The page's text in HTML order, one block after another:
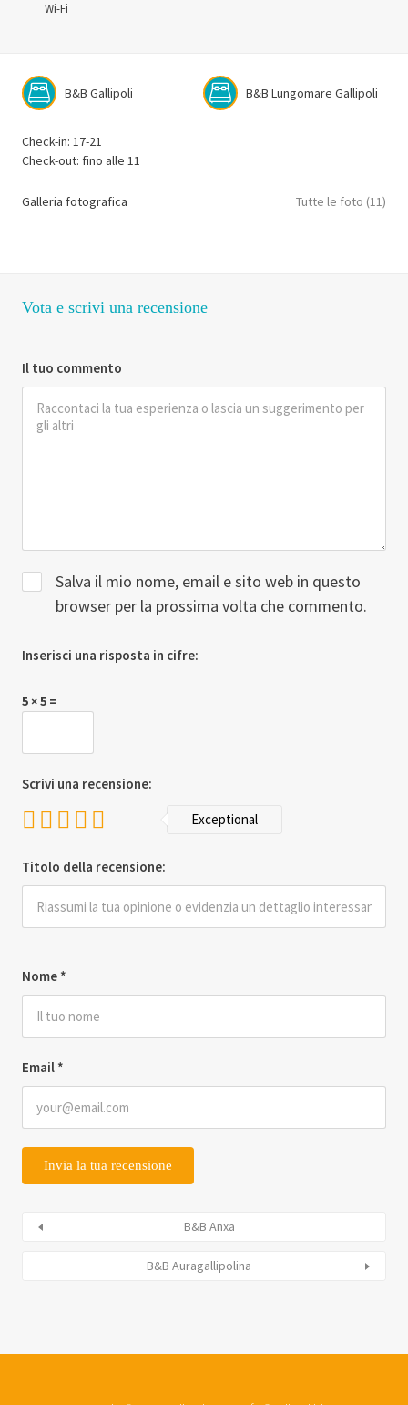
Wi-Fi
B&B Gallipoli B&B Lungomare Gallipoli
Check-in: 17-21
Check-out: fino alle 11
Galleria fotografica Tutte le foto (11)
Vota e scrivi una recensione
Il tuo commento
Nome *
Email *
Salva il mio nome, email e sito web in questo
browser per la prossima volta che commento.
Inserisci una risposta in cifre:
5 × 5 =
Scrivi una recensione:
Exceptional
Titolo della recensione:
B&B Anxa
B&B Auragallipolina